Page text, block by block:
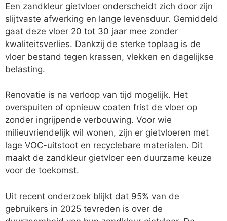
Een zandkleur gietvloer onderscheidt zich door zijn
slijtvaste afwerking en lange levensduur. Gemiddeld
gaat deze vloer 20 tot 30 jaar mee zonder
kwaliteitsverlies. Dankzij de sterke toplaag is de
vloer bestand tegen krassen, vlekken en dagelijkse
belasting.
Renovatie is na verloop van tijd mogelijk. Het
overspuiten of opnieuw coaten frist de vloer op
zonder ingrijpende verbouwing. Voor wie
milieuvriendelijk wil wonen, zijn er gietvloeren met
lage VOC-uitstoot en recyclebare materialen. Dit
maakt de zandkleur gietvloer een duurzame keuze
voor de toekomst.
Uit recent onderzoek blijkt dat 95% van de
gebruikers in 2025 tevreden is over de